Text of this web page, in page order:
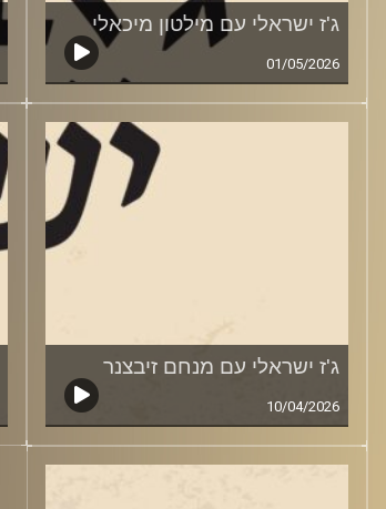
ג'ז ישראלי עם מילטון מיכאלי
01/05/2026
ג'ז ישראלי עם מנחם זיבצנר
10/04/2026